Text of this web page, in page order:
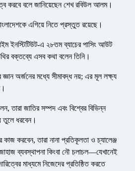
করবে বলে জানিয়েছেন শেখ রবিউল আলম।
এগিয়ে নিতে প্রস্তুত রয়েছে।
ইনস্টিটিউট-এ ২৮তম ব্যাচের পাসিং আউট
বক্তব্যে এসব কথা বলেন তিনি।
জ্ঞান অর্জনের মধ্যে সীমাবদ্ধ নয়; এর মূল লক্ষ্য
তারা জাতির সম্পদ এবং বিশ্বের বিভিন্ন
তুলে ধরবেন।
করবেন, তারা নানা প্রতিকূলতা ও চ্যালেঞ্জ
ব্যবস্থাপনা কিংবা নৌ চলাচল—যেখানেই
মাধ্যমে নিজেদের প্রতিষ্ঠিত করতে